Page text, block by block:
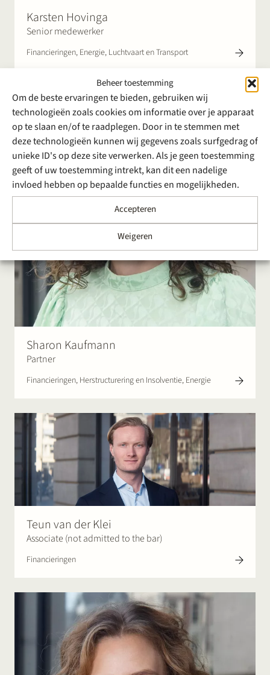
Beheer toestemming
Om de beste ervaringen te bieden, gebruiken wij
technologieën zoals cookies om informatie over je apparaat
op te slaan en/of te raadplegen. Door in te stemmen met
deze technologieën kunnen wij gegevens zoals surfgedrag of
unieke ID's op deze site verwerken. Als je geen toestemming
geeft of uw toestemming intrekt, kan dit een nadelige
invloed hebben op bepaalde functies en mogelijkheden.
Accepteren
Weigeren
Karsten Hovinga
Senior medewerker
Financieringen, Energie, Luchtvaart en Transport
Sharon Kaufmann
Partner
Financieringen, Herstructurering en Insolventie, Energie
Teun van der Klei
Associate (not admitted to the bar)
Financieringen